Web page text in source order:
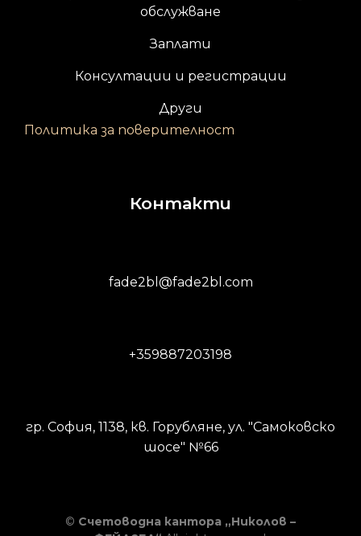
обслужване
Заплати
Консултации и регистрации
Други
Политика за поверителност
Контакти
fade2bl@fade2bl.com
+359887203198
гр. София, 1138, кв. Горубляне, ул. "Самоковско
шосе" №66
© Счетоводна кантора „Николов –